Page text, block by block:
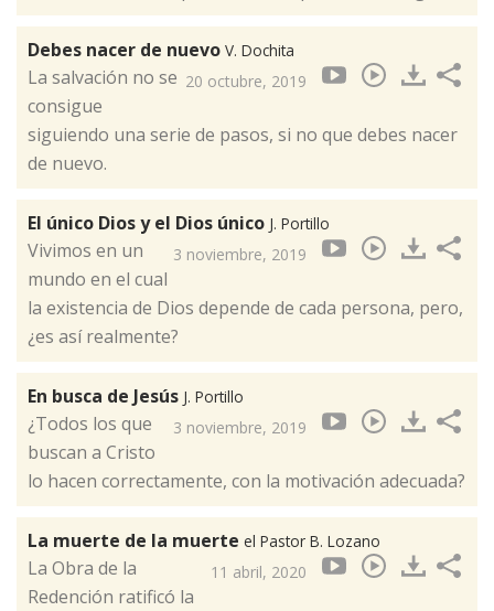
Debes nacer de nuevo V. Dochita
20 octubre, 2019
La salvación no se
consigue
siguiendo una serie de pasos, si no que debes nacer
de nuevo.
El único Dios y el Dios único J. Portillo
3 noviembre, 2019
Vivimos en un
mundo en el cual
la existencia de Dios depende de cada persona, pero,
¿es así realmente?
En busca de Jesús J. Portillo
3 noviembre, 2019
¿Todos los que
buscan a Cristo
lo hacen correctamente, con la motivación adecuada?
La muerte de la muerte el Pastor B. Lozano
11 abril, 2020
La Obra de la
Redención ratificó la